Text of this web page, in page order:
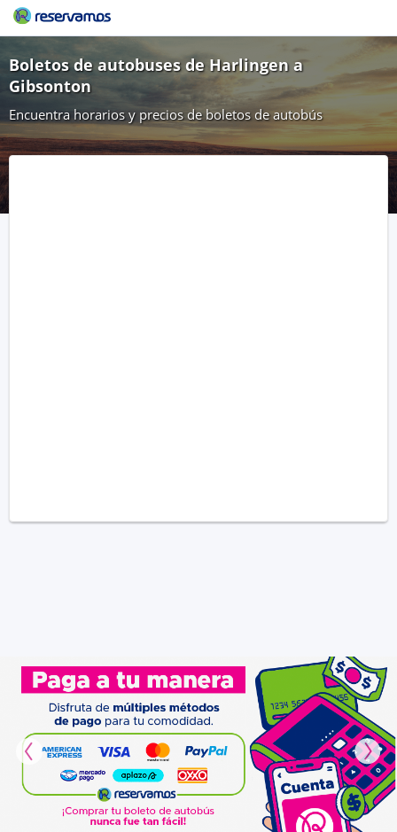
Boletos de autobuses de Harlingen a
Gibsonton
Encuentra horarios y precios de boletos de autobús